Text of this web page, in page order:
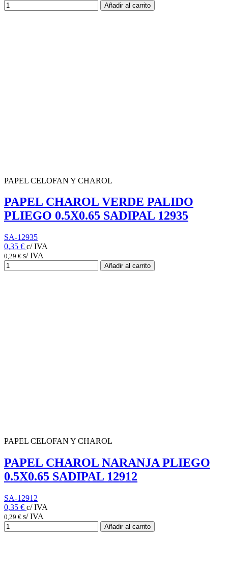
Añadir al carrito
PAPEL CELOFAN Y CHAROL
PAPEL CHAROL VERDE PALIDO
PLIEGO 0.5X0.65 SADIPAL 12935
SA-12935
0,35 € c/ IVA
0,29 € s/ IVA
Añadir al carrito
PAPEL CELOFAN Y CHAROL
PAPEL CHAROL NARANJA PLIEGO
0.5X0.65 SADIPAL 12912
SA-12912
0,35 € c/ IVA
0,29 € s/ IVA
Añadir al carrito